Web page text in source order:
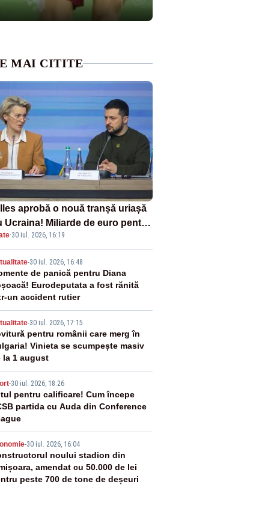
MAI CITITE
aprobă o nouă tranșă uriașă
Ucraina! Miliarde de euro pentru
și apărare
·30 iul. 2026, 16:19
-30 iul. 2026, 16:48
de panică pentru Diana
Eurodeputata a fost rănită
un accident rutier
-30 iul. 2026, 17:15
pentru românii care merg în
Vinieta se scumpește masiv
la 1 august
-30 iul. 2026, 18:26
pentru calificare! Cum începe
partida cu Auda din Conference
-30 iul. 2026, 16:04
noului stadion din
amendat cu 50.000 de lei
peste 700 de tone de deșeuri